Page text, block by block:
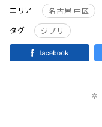
エリア
名古屋 中区
タグ
ジブリ